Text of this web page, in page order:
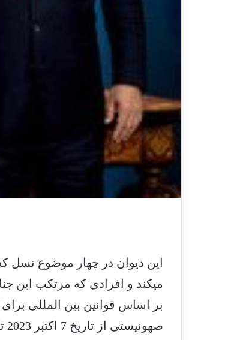
این دیوان در چهار موضوع نسل
می­کند و افرادی که مرتکب این
بر اساس قوانین بین المللی